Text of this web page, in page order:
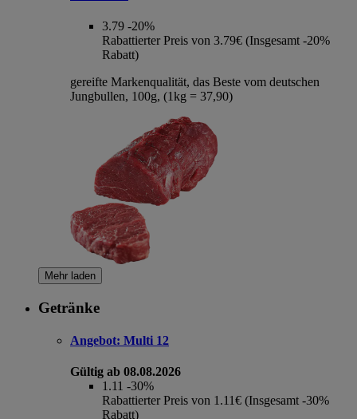
3.79 -20%
Rabattierter Preis von 3.79€ (Insgesamt -20%
Rabatt)
gereifte Markenqualität, das Beste vom deutschen
Jungbullen, 100g, (1kg = 37,90)
Mehr laden
Getränke
Angebot: Multi 12
Gültig ab 08.08.2026
1.11 -30%
Rabattierter Preis von 1.11€ (Insgesamt -30%
Rabatt)